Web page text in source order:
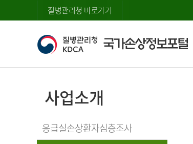
질병관리청 바로가기
사업소개
응급실손상환자심층조사